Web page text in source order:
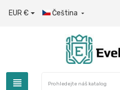
EUR € Čeština 
view_headline